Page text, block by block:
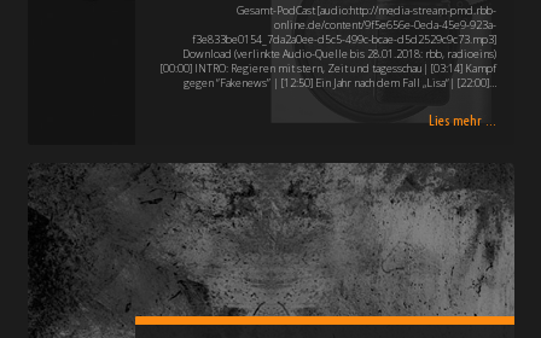
Gesamt-PodCast [audio:http://media-stream-pmd.rbb-
online.de/content/9f5e656e-0eda-45e9-923a-
f3e833be0154_7da2a0ee-d5c5-499c-bcae-d5d2529c9c73.mp3]
Download (verlinkte Audio-Quelle bis 28.01.2018: rbb, radioeins)
[00:00] INTRO: Regieren mit stern, Zeit und tagesschau| [03:14] Kampf
gegen “Fakenews” | [12:50] Ein Jahr nach dem Fall „Lisa“| [22:00]…
Lies mehr ...